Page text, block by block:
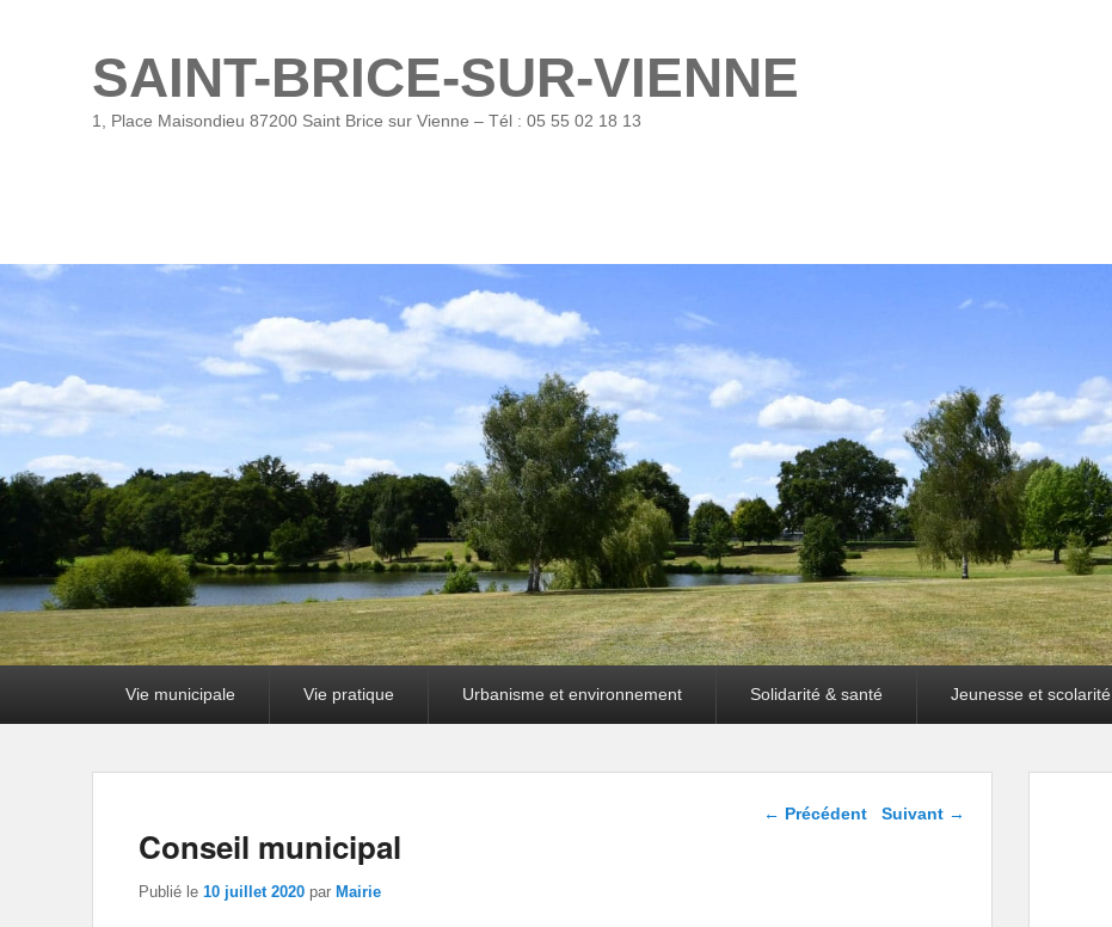
SAINT-BRICE-SUR-VIENNE
1, Place Maisondieu 87200 Saint Brice sur Vienne – Tél : 05 55 02 18 13
Vie municipale Vie pratique Urbanisme et environnement Solidarité & santé Jeunesse et scolarité
Navigation dans les
← Précédent Suivant →
Conseil municipal
Publié le 10 juillet 2020 par Mairie